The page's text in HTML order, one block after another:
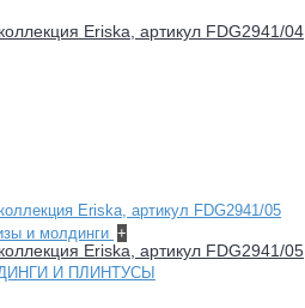
и молдинги +
И ПЛИНТУСЫ
Eriska, артикул FDG2941/04
Eriska, артикул FDG2941/05